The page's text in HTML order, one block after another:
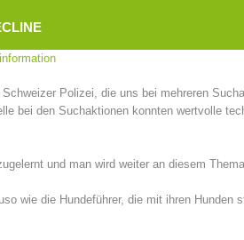
im Jahr 2016 waren die Suchaktionen im
Polizei, die uns bei mehreren
bei den Suchaktionen konnten wertvolle
und man wird weiter an diesem
wie die Hundeführer, die mit ihren Hunden